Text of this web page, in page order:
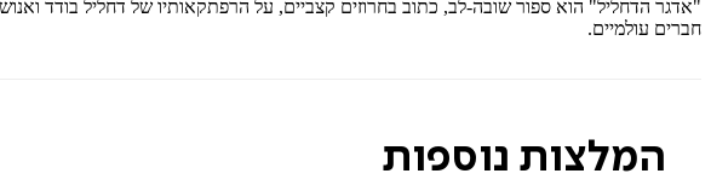
"אדגר הדחליל" הוא ספור שובה-לב, כתוב בחרוזים קצביים, על הרפתקאותיו של דחליל בודד
חברים עולמיים.
המלצות נוספות